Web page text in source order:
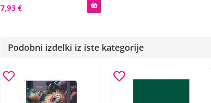
7,93 €
Podobni izdelki iz iste kategorije